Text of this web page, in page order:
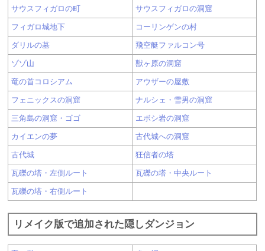
サウスフィガロの町 サウスフィガロの洞窟
フィガロ城地下 コーリンゲンの村
ダリルの墓 飛空艇ファルコン号
ゾゾ山 獣ヶ原の洞窟
竜の首コロシアム アウザーの屋敷
フェニックスの洞窟 ナルシェ・雪男の洞窟
三角島の洞窟・ゴゴ エボシ岩の洞窟
カイエンの夢 古代城への洞窟
古代城 狂信者の塔
瓦礫の塔・左側ルート 瓦礫の塔・中央ルート
瓦礫の塔・右側ルート
リメイク版で追加された隠しダンジョン